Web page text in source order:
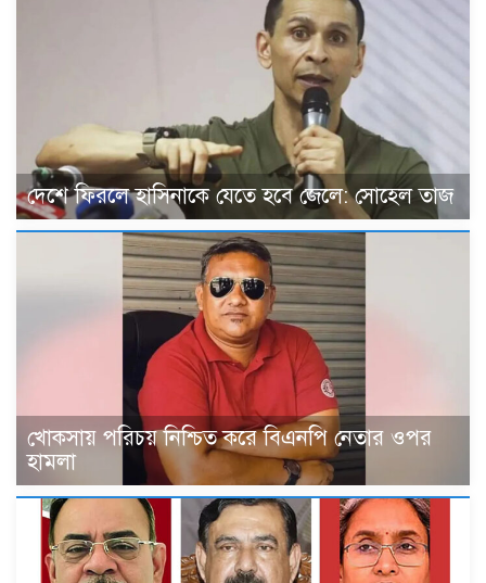
দেশে ফিরলে হাসিনাকে যেতে হবে জেলে: সোহেল তাজ
খোকসায় পরিচয় নিশ্চিত করে বিএনপি নেতার ওপর
হামলা